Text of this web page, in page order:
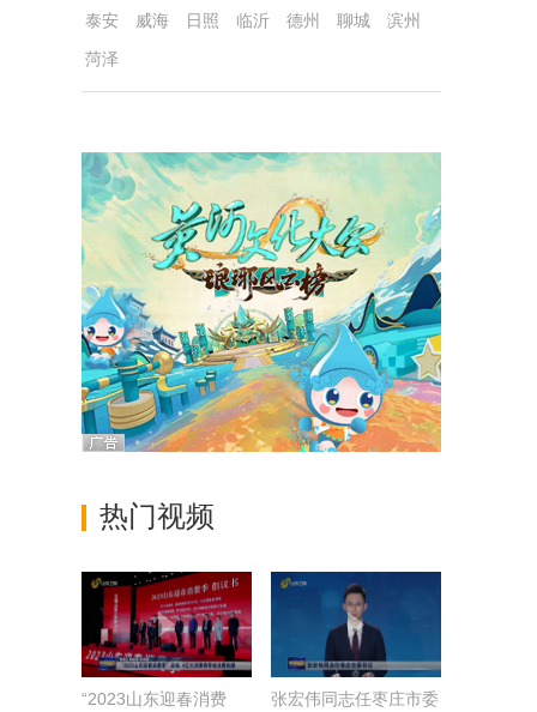
泰安
威海 日照 临沂 德州 聊城
滨州
菏泽
热门视频
“2023山东迎春消费
张宏伟同志任枣庄市委